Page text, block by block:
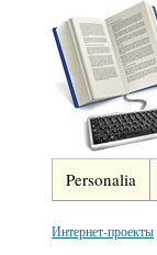
Personalia
Интернет-проекты